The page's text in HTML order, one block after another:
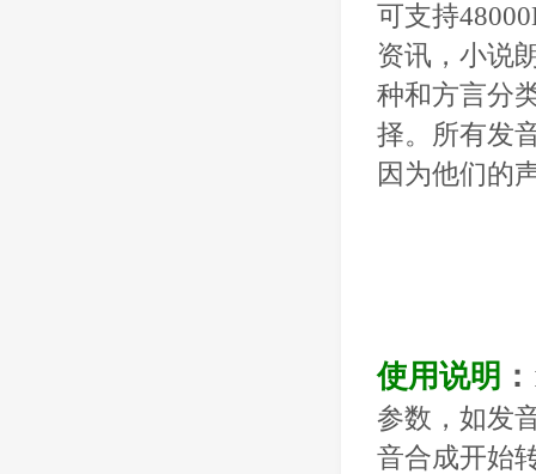
可支持
资讯，小说
种和方言分
择。所有发
因为他们的
使用说明 ：
参数，如发
音合成开始